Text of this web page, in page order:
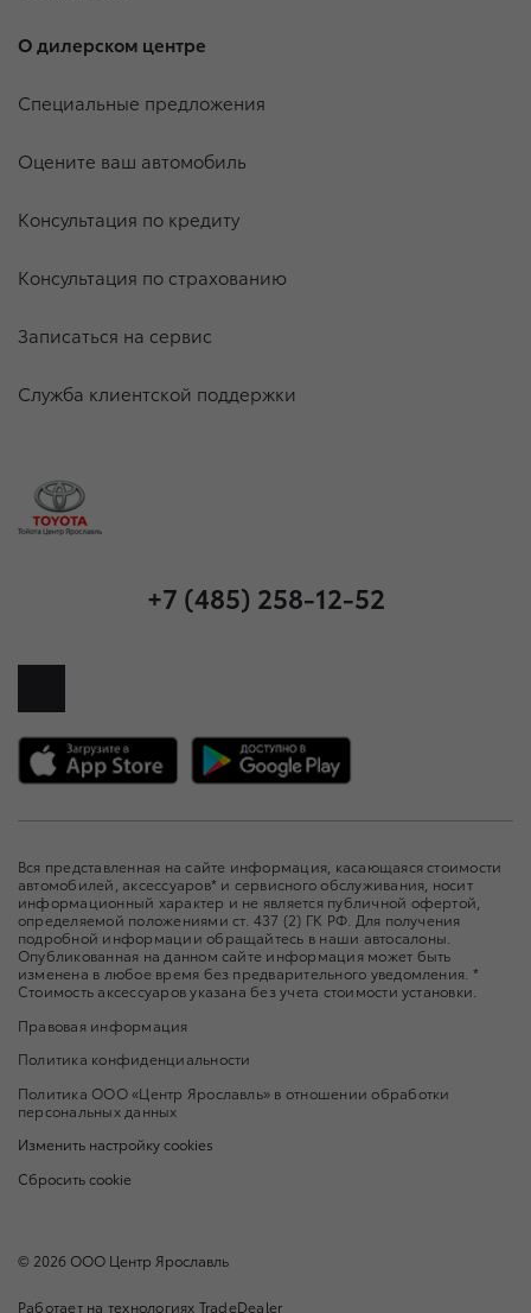
О дилерском центре
Специальные предложения
Оцените ваш автомобиль
Консультация по кредиту
Консультация по страхованию
Записаться на сервис
Служба клиентской поддержки
+7 (485) 258-12-52
Вся представленная на сайте информация, касающаяся стоимости
автомобилей, аксессуаров* и сервисного обслуживания, носит
информационный характер и не является публичной офертой,
определяемой положениями ст. 437 (2) ГК РФ. Для получения
подробной информации обращайтесь в наши автосалоны.
Опубликованная на данном сайте информация может быть
изменена в любое время без предварительного уведомления. *
Стоимость аксессуаров указана без учета стоимости установки.
Правовая информация
Политика конфиденциальности
Политика ООО «Центр Ярославль» в отношении обработки
персональных данных
Изменить настройку cookies
Сбросить cookie
© 2026 ООО Центр Ярославль
Работает на технологиях TradeDealer